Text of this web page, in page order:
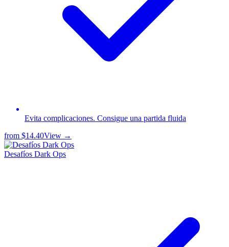
Evita complicaciones. Consigue una partida fluida
from $14.40View →
Desafíos Dark Ops